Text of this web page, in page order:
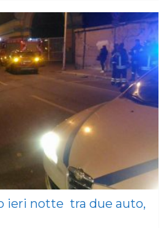
ieri notte tra due auto,